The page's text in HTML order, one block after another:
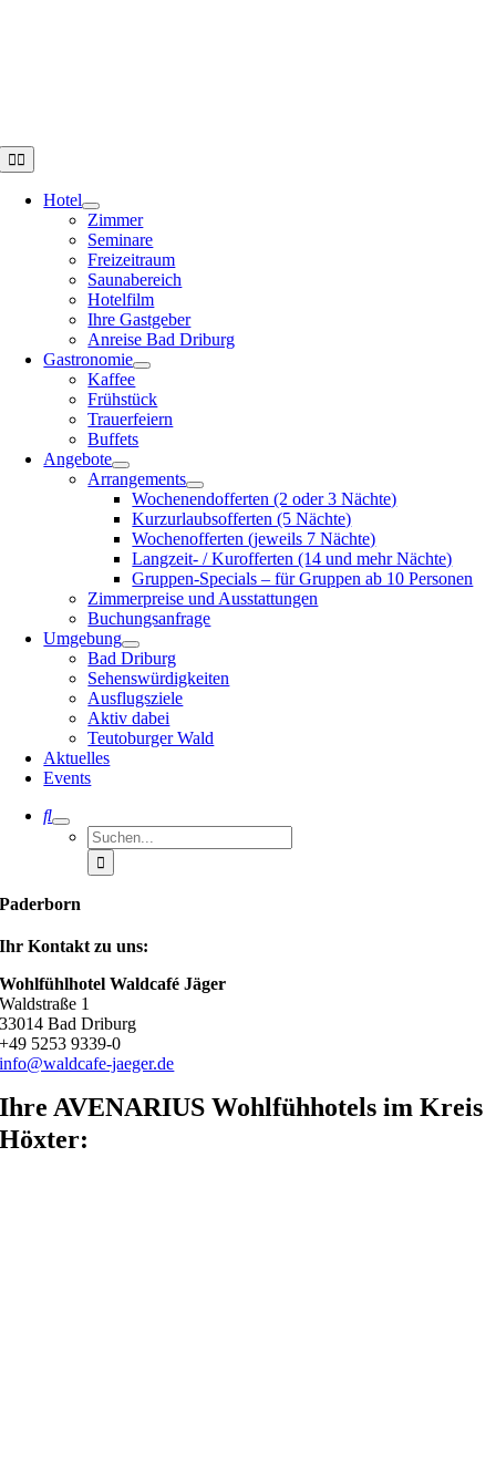
Toggle
Navigation
Hotel
Zimmer
Seminare
Freizeitraum
Saunabereich
Hotelfilm
Ihre Gastgeber
Anreise Bad Driburg
Gastronomie
Kaffee
Frühstück
Trauerfeiern
Buffets
Angebote
Arrangements
Wochenendofferten (2 oder 3 Nächte)
Kurzurlaubsofferten (5 Nächte)
Wochenofferten (jeweils 7 Nächte)
Langzeit- / Kurofferten (14 und mehr Nächte)
Gruppen-Specials – für Gruppen ab 10 Personen
Zimmerpreise und Ausstattungen
Buchungsanfrage
Umgebung
Bad Driburg
Sehenswürdigkeiten
Ausflugsziele
Aktiv dabei
Teutoburger Wald
Aktuelles
Events
Suche
nach:
Paderborn
Ihr Kontakt zu uns:
Wohlfühlhotel Waldcafé Jäger
Waldstraße 1
33014 Bad Driburg
+49 5253 9339-0
info@waldcafe-jaeger.de
Ihre AVENARIUS Wohlfühhotels im Kreis
Höxter: